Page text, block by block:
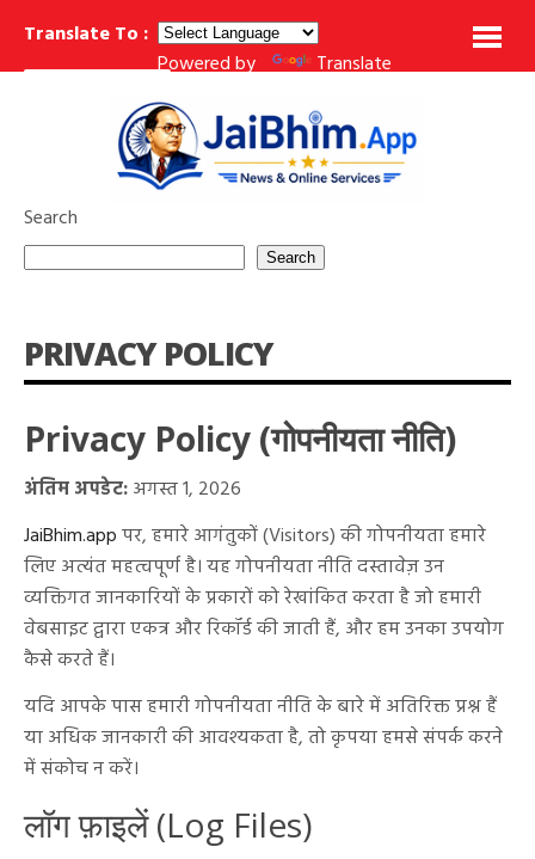
Translate To :
Powered by
Translate
Search
Search
PRIVACY POLICY
Privacy Policy (गोपनीयता नीति)
अंतिम अपडेट:अगस्त 1, 2026
JaiBhim.appपर, हमारे आगंतुकों (Visitors) की गोपनीयता हमारे
लिए अत्यंत महत्वपूर्ण है। यह गोपनीयता नीति दस्तावेज़ उन
व्यक्तिगत जानकारियों के प्रकारों को रेखांकित करता है जो हमारी
वेबसाइट द्वारा एकत्र और रिकॉर्ड की जाती हैं, और हम उनका उपयोग
कैसे करते हैं।
यदि आपके पास हमारी गोपनीयता नीति के बारे में अतिरिक्त प्रश्न हैं
या अधिक जानकारी की आवश्यकता है, तो कृपया हमसे संपर्क करने
में संकोच न करें।
लॉग फ़ाइलें (Log Files)